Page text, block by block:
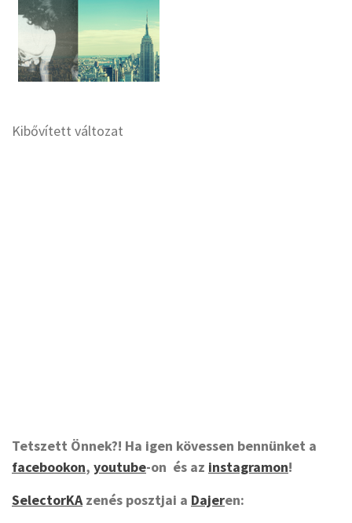
Kibővített változat
Tetszett Önnek?! Ha igen kövessen bennünket a
facebookon, youtube-on és az instagramon!
SelectorKAzenés posztjai a Dajeren: